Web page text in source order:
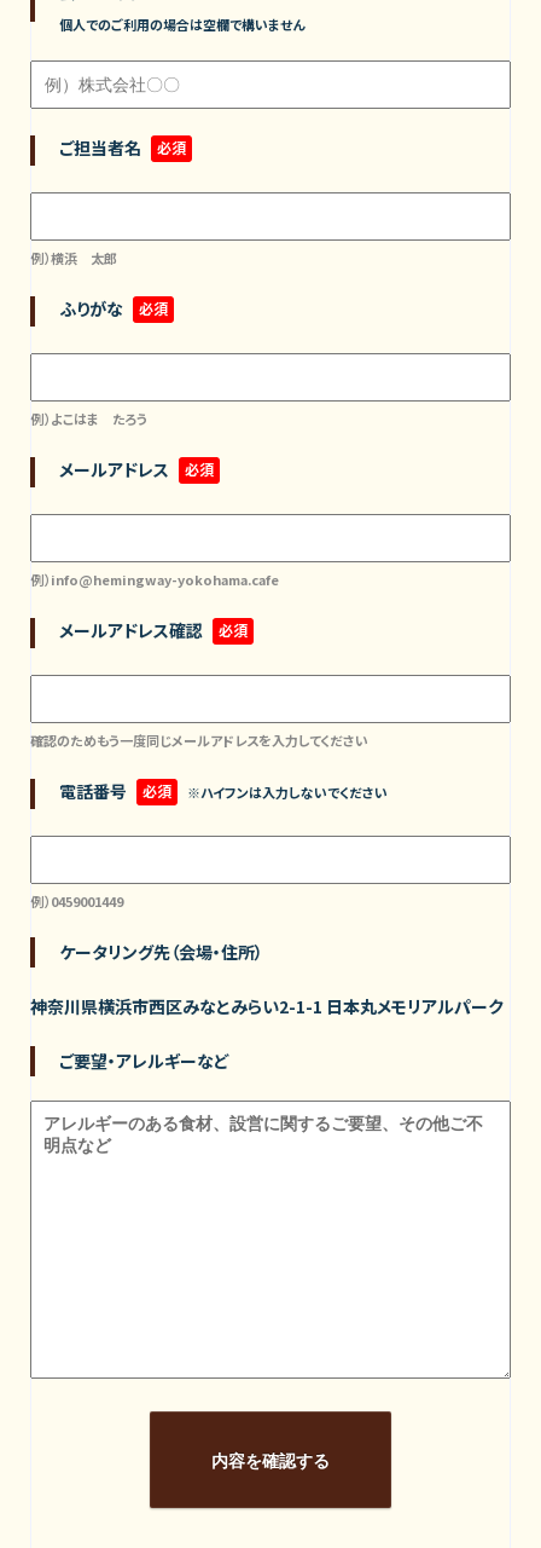
個人でのご利用の場合は空欄で構いません
ご担当者名 必須
例）横浜 太郎
ふりがな 必須
例）よこはま たろう
メールアドレス 必須
例）info@hemingway-yokohama.cafe
メールアドレス確認 必須
確認のためもう一度同じメールアドレスを入力してください
電話番号 必須 ※ハイフンは入力しないでください
例）0459001449
ケータリング先（会場・住所）
神奈川県横浜市西区みなとみらい2-1-1 日本丸メモリアルパーク
ご要望・アレルギーなど